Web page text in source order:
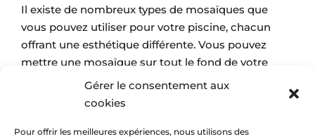
Gérer le consentement aux
cookies
Pour offrir les meilleures expériences, nous utilisons des
Il existe de nombreux types de mosaïques que
vous pouvez utiliser pour votre piscine, chacun
offrant une esthétique différente. Vous pouvez
mettre une mosaïque sur tout le fond de votre
piscine, ou uniquement un médaillon au centre de
Lors de la pose de la mosaïque pour votre piscine,